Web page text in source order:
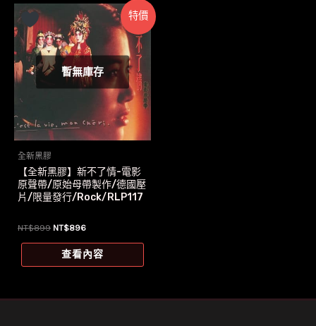
特價
暫無庫存
全新黑膠
【全新黑膠】新不了情-電影
原聲帶/原始母帶製作/德國壓
片/限量發行/Rock/RLP117
NT$899 原
格：
NT$896目
價
格：
查看內容